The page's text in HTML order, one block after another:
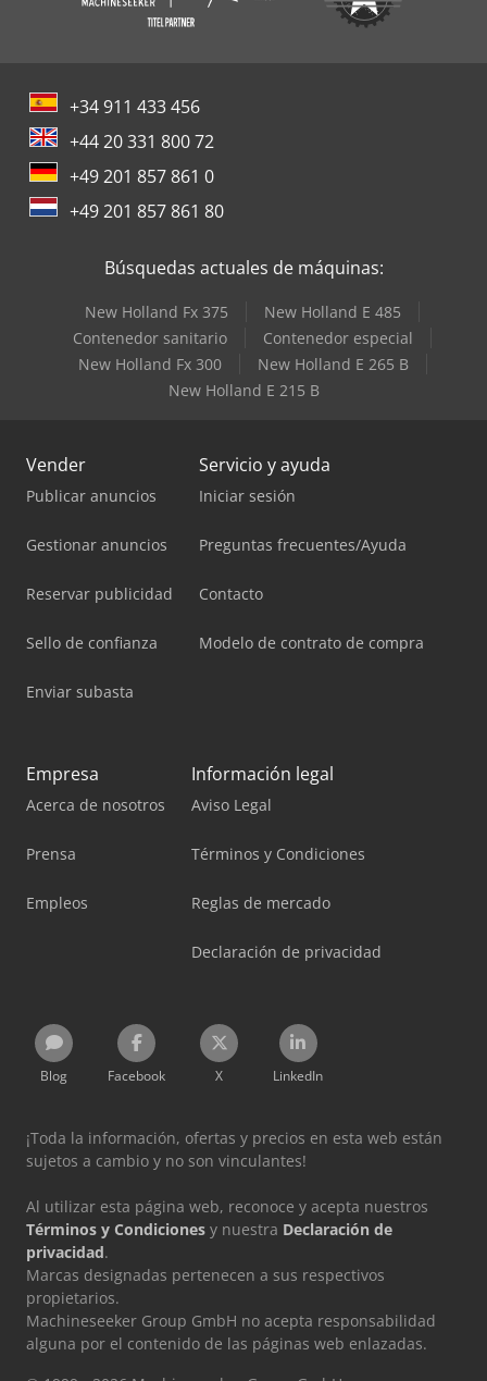
+34 911 433 456
+44 20 331 800 72
+49 201 857 861 0
+49 201 857 861 80
Búsquedas actuales de máquinas:
New Holland Fx 375
New Holland E 485
Contenedor sanitario
Contenedor especial
New Holland Fx 300
New Holland E 265 B
New Holland E 215 B
Vender
Publicar anuncios
Gestionar anuncios
Reservar publicidad
Sello de confianza
Enviar subasta
Servicio y ayuda
Iniciar sesión
Preguntas frecuentes/Ayuda
Contacto
Modelo de contrato de compra
Empresa
Acerca de nosotros
Prensa
Empleos
Información legal
Aviso Legal
Términos y Condiciones
Reglas de mercado
Declaración de privacidad
Blog Facebook X LinkedIn
¡Toda la información, ofertas y precios en esta web están
sujetos a cambio y no son vinculantes!
Al utilizar esta página web, reconoce y acepta nuestros
Términos y Condiciones y nuestra Declaración de
privacidad.
Marcas designadas pertenecen a sus respectivos
propietarios.
Machineseeker Group GmbH no acepta responsabilidad
alguna por el contenido de las páginas web enlazadas.